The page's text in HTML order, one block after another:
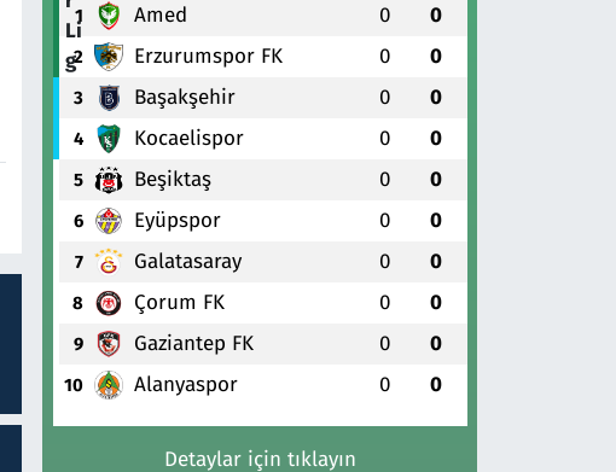
1 Amed 0 0
2 Erzurumspor FK 0 0
3 Başakşehir 0 0
4 Kocaelispor 0 0
5 Beşiktaş 0 0
6 Eyüpspor 0 0
7 Galatasaray 0 0
8 Çorum FK 0 0
9 Gaziantep FK 0 0
10 Alanyaspor 0 0
Detaylar için tıklayın